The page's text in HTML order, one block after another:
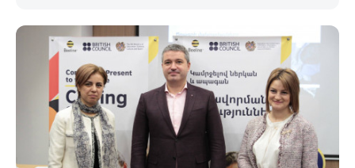
ассоциация» и при содействии Beeline.
Награждение проводится с целью дать оценку
проделанной работе в сфере общественных
связей и коммуникаций, одновременно озвучить
имеющиеся в сфере проблемы, достижения и
вызовы. Армянская PR-ассоциация в течение года
проводила мониторинг происходящих в этой